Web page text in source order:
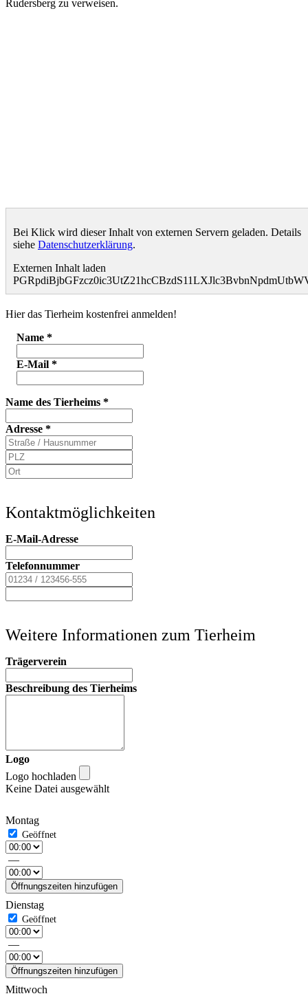
Rudersberg zu verweisen.
Bei Klick wird dieser Inhalt von externen Servern geladen. Details
siehe Datenschutzerklärung.
Externen Inhalt laden
Hier das Tierheim kostenfrei anmelden!
Name *
E-Mail *
Name des Tierheims *
Adresse *
Kontaktmöglichkeiten
E-Mail-Adresse
Telefonnummer
Weitere Informationen zum Tierheim
Trägerverein
Beschreibung des Tierheims
Logo
Logo hochladen
Keine Datei ausgewählt
Montag
—
Öffnungszeiten hinzufügen
Dienstag
—
Öffnungszeiten hinzufügen
Mittwoch